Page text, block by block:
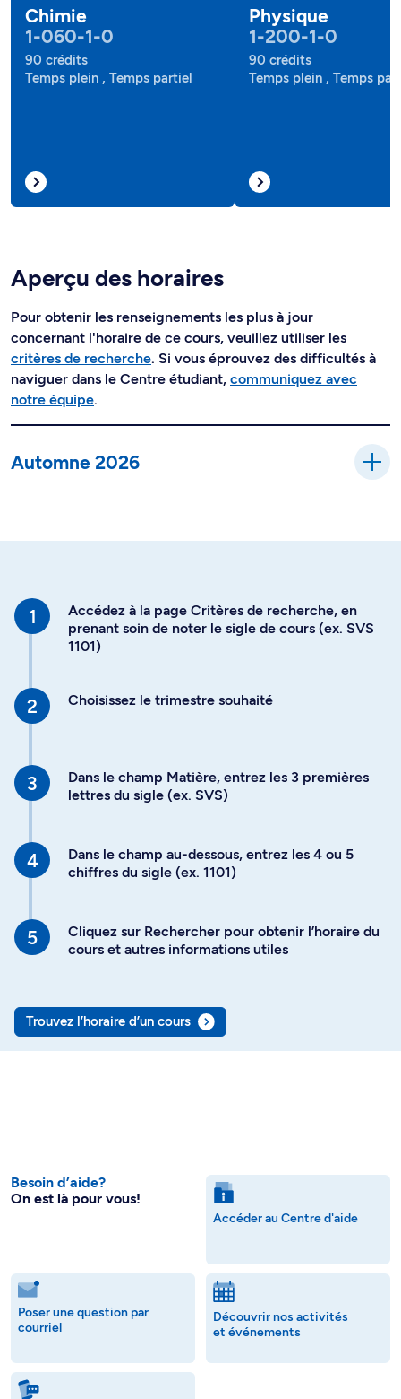
Chimie
1-060-1-0
90 crédits
Temps plein , Temps partiel
Physique
1-200-1-0
90 crédits
Temps plein , Temps
Aperçu des horaires
Pour obtenir les renseignements les plus à jour
concernant l'horaire de ce cours, veuillez utiliser les
critères de recherche. Si vous éprouvez des difficultés à
naviguer dans le Centre étudiant, communiquez avec
notre équipe.
Automne 2026
Accédez à la page Critères de recherche, en
prenant soin de noter le sigle de cours (ex. SVS
1101)
Choisissez le trimestre souhaité
Dans le champ Matière, entrez les 3 premières
lettres du sigle (ex. SVS)
Dans le champ au-dessous, entrez les 4 ou 5
chiffres du sigle (ex. 1101)
Cliquez sur Rechercher pour obtenir l’horaire du
cours et autres informations utiles
Trouvez l’horaire d’un cours
Besoin d’aide?
On est là pour vous!
Accéder au Centre d'aide
Poser une question par
courriel
Découvrir nos activités
et événements